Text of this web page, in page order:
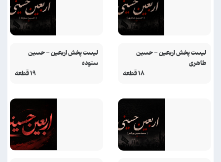
۱۸ قطعه
لیست پخش اربعین - حسین
طاهری
۱۹ قطعه
لیست پخش اربعین - حسین
ستوده